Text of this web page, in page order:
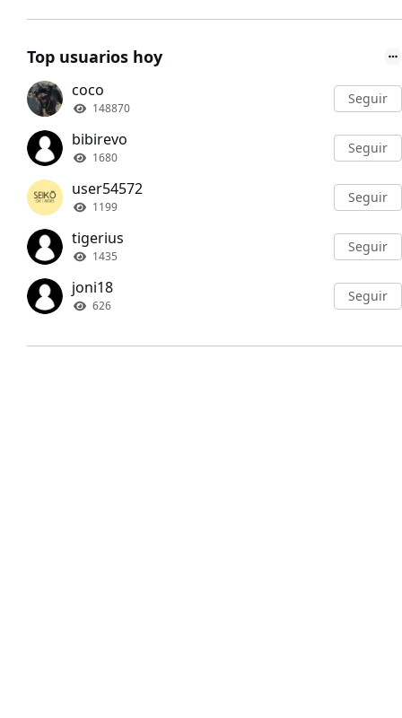
Top usuarios hoy
coco
148870
Seguir
bibirevo
1680
Seguir
user54572
1199
Seguir
tigerius
1435
Seguir
joni18
626
Seguir